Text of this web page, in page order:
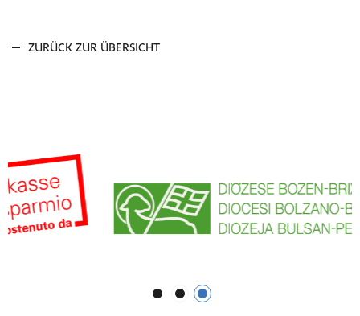
ZURÜCK ZUR ÜBERSICHT
1 2 3